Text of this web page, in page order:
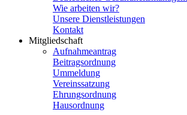
Wie arbeiten wir?
Unsere Dienstleistungen
Kontakt
Mitgliedschaft
Aufnahmeantrag
Beitragsordnung
Ummeldung
Vereinssatzung
Ehrungsordnung
Hausordnung